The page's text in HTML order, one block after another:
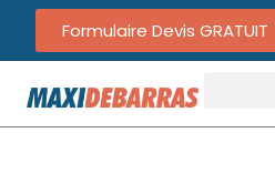
Formulaire Devis GRATUIT